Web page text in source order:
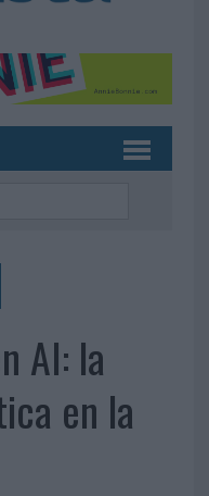
AI: la
en la